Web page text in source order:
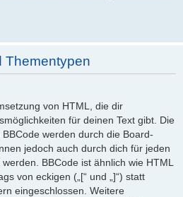
Thementypen
von HTML, die dir
für deinen Text gibt. Die
werden durch die Board-
jedoch auch durch dich für jeden
BBCode ist ähnlich wie HTML
von eckigen („[“ und „]“) statt
eingeschlossen. Weitere